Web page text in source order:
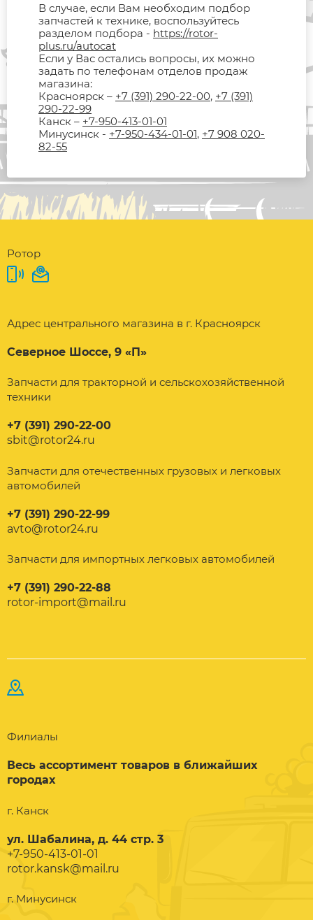
В случае, если Вам необходим подбор
запчастей к технике, воспользуйтесь
разделом подбора - https://rotor-
plus.ru/autocat
Если у Вас остались вопросы, их можно
задать по телефонам отделов продаж
магазина:
Красноярск – +7 (391) 290-22-00, +7 (391)
290-22-99
Канск – +7-950-413-01-01
Минусинск - +7-950-434-01-01, +7 908 020-
82-55
Ротор
Адрес центрального магазина в г. Красноярск
Северное Шоссе, 9 «П»
Запчасти для тракторной и сельскохозяйственной
техники
+7 (391) 290-22-00
sbit@rotor24.ru
Запчасти для отечественных грузовых и легковых
автомобилей
+7 (391) 290-22-99
avto@rotor24.ru
Запчасти для импортных легковых автомобилей
+7 (391) 290-22-88
rotor-import@mail.ru
Филиалы
Весь ассортимент товаров в ближайших
городах
г. Канск
ул. Шабалина, д. 44 стр. 3
+7-950-413-01-01
rotor.kansk@mail.ru
г. Минусинск